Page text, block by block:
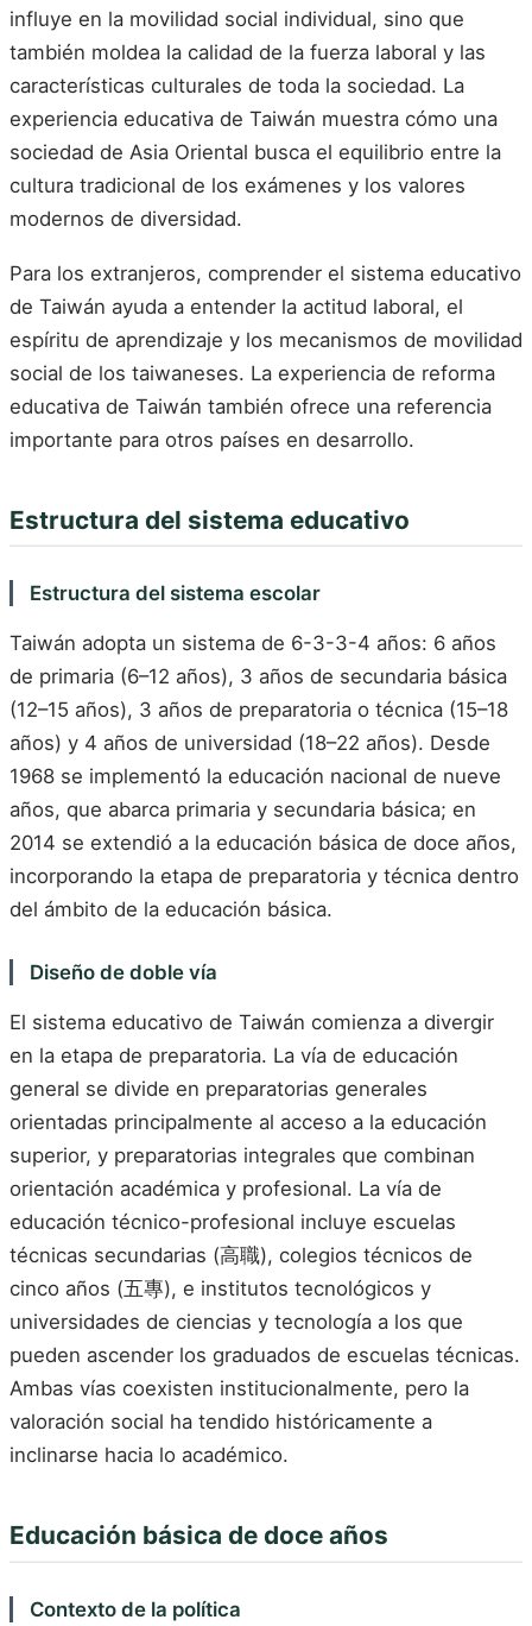
influye en la movilidad social individual, sino que
también moldea la calidad de la fuerza laboral y las
características culturales de toda la sociedad. La
experiencia educativa de Taiwán muestra cómo una
sociedad de Asia Oriental busca el equilibrio entre la
cultura tradicional de los exámenes y los valores
modernos de diversidad.
Para los extranjeros, comprender el sistema educativo
de Taiwán ayuda a entender la actitud laboral, el
espíritu de aprendizaje y los mecanismos de movilidad
social de los taiwaneses. La experiencia de reforma
educativa de Taiwán también ofrece una referencia
importante para otros países en desarrollo.
Estructura del sistema educativo
Estructura del sistema escolar
Taiwán adopta un sistema de 6-3-3-4 años: 6 años
de primaria (6–12 años), 3 años de secundaria básica
(12–15 años), 3 años de preparatoria o técnica (15–18
años) y 4 años de universidad (18–22 años). Desde
1968 se implementó la educación nacional de nueve
años, que abarca primaria y secundaria básica; en
2014 se extendió a la educación básica de doce años,
incorporando la etapa de preparatoria y técnica dentro
del ámbito de la educación básica.
Diseño de doble vía
El sistema educativo de Taiwán comienza a divergir
en la etapa de preparatoria. La vía de educación
general se divide en preparatorias generales
orientadas principalmente al acceso a la educación
superior, y preparatorias integrales que combinan
orientación académica y profesional. La vía de
educación técnico-profesional incluye escuelas
técnicas secundarias (高職), colegios técnicos de
cinco años (五專), e institutos tecnológicos y
universidades de ciencias y tecnología a los que
pueden ascender los graduados de escuelas técnicas.
Ambas vías coexisten institucionalmente, pero la
valoración social ha tendido históricamente a
inclinarse hacia lo académico.
Educación básica de doce años
Contexto de la política